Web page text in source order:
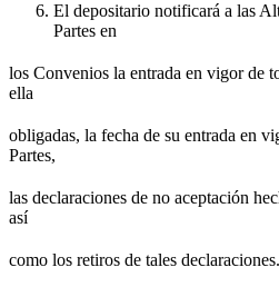
El depositario notificará a las
Partes en
los Convenios la entrada en vigor de
ella
obligadas, la fecha de su entrada en
Partes,
las declaraciones de no aceptación
así
como los retiros de tales declaraciones.